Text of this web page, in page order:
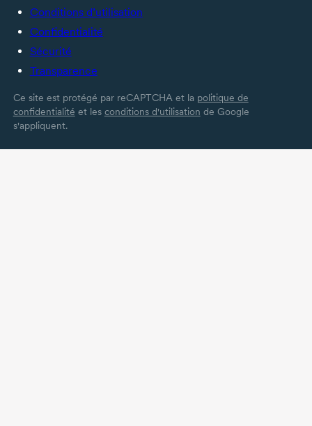
Conditions d’utilisation
Confidentialité
Sécurité
Transparence
Ce site est protégé par reCAPTCHA et la politique de
confidentialité et les conditions d'utilisation de Google
s'appliquent.